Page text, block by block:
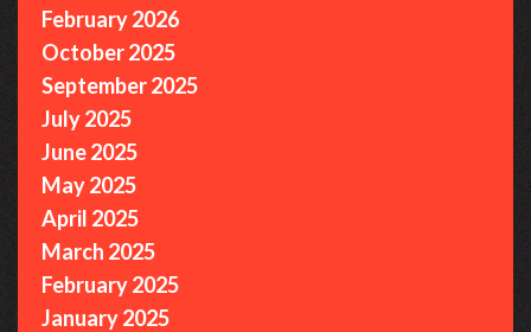
February 2026
October 2025
September 2025
July 2025
June 2025
May 2025
April 2025
March 2025
February 2025
January 2025